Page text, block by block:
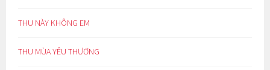
THU NÀY KHÔNG EM
THU MÙA YÊU THƯƠNG